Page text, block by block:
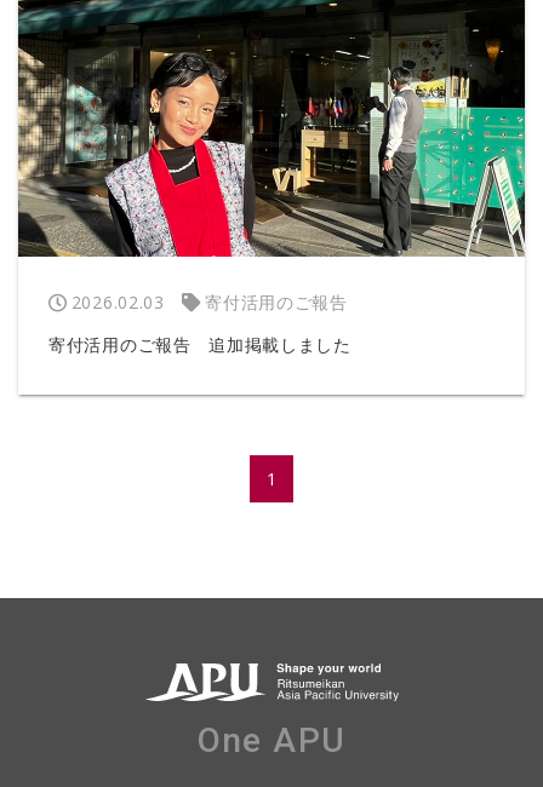
2026.02.03
寄付活用のご報告
寄付活用のご報告 追加掲載しました
1
One APU